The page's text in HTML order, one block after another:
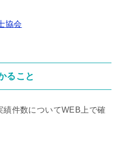
協会
ること
件数についてWEB上で確